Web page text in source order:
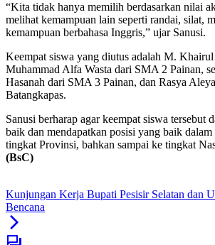
“Kita tidak hanya memilih berdasarkan nilai
melihat kemampuan lain seperti randai, silat,
kemampuan berbahasa Inggris,” ujar Sanusi.
Keempat siswa yang diutus adalah M.
Muhammad Alfa Wasta dari SMA 2 Painan,
Hasanah dari SMA 3 Painan, dan Rasya
Batangkapas.
Sanusi berharap agar keempat siswa tersebut
baik dan mendapatkan posisi yang baik dalam
tingkat Provinsi, bahkan sampai ke tingkat
(BsC)
Kunjungan Kerja Bupati Pesisir Selatan dan
Bencana